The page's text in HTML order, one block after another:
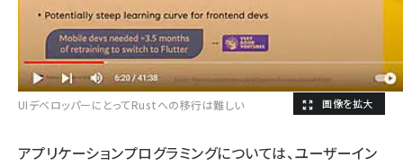
UIデベロッパーにとってRustへの移行は難しい
アプリケーションプログラミングについては、ユーザーイン